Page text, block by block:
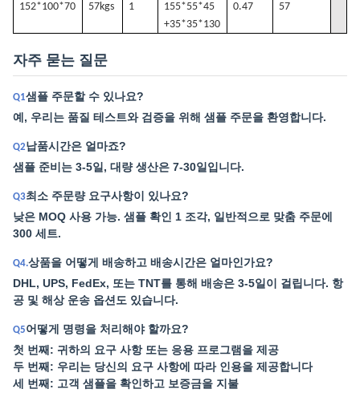
152*100*70 57kgs 1
155*55*45
+35*35*130
0.47 57
자주 묻는 질문
Q1샘플 주문할 수 있나요?
예, 우리는 품질 테스트와 검증을 위해 샘플 주문을 환영합니다.
Q2납품시간은 얼마죠?
샘플 준비는 3-5일, 대량 생산은 7-30일입니다.
Q3최소 주문량 요구사항이 있나요?
낮은 MOQ 사용 가능. 샘플 확인 1 조각, 일반적으로 맞춤 주문에
300 세트.
Q4.상품을 어떻게 배송하고 배송시간은 얼마인가요?
DHL, UPS, FedEx, 또는 TNT를 통해 배송은 3-5일이 걸립니다. 항
공 및 해상 운송 옵션도 있습니다.
Q5어떻게 명령을 처리해야 할까요?
첫 번째: 귀하의 요구 사항 또는 응용 프로그램을 제공
두 번째: 우리는 당신의 요구 사항에 따라 인용을 제공합니다
세 번째: 고객 샘플을 확인하고 보증금을 지불